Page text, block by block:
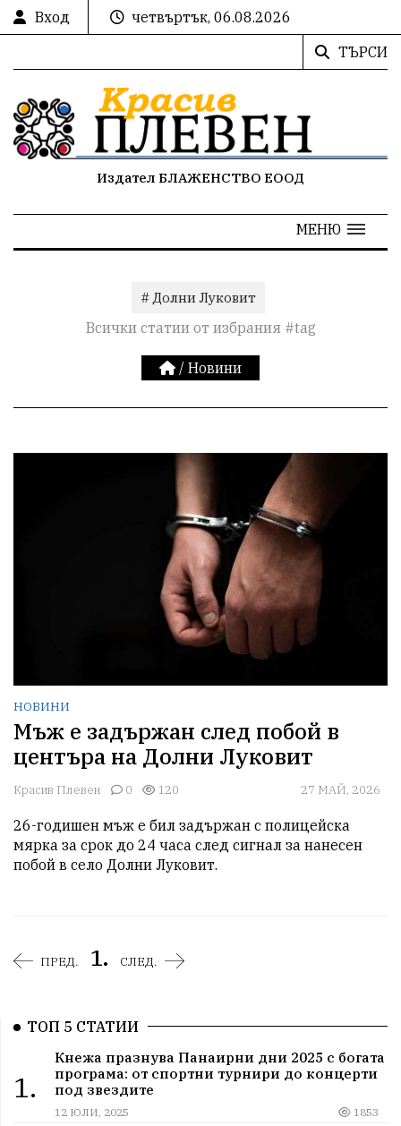
Вход
четвъртък, 06.08.2026
ТЪРСИ
Издател БЛАЖЕНСТВО ЕООД
МЕНЮ
# Долни Луковит
Всички статии от избрания #tag
/ Новини
НОВИНИ
Мъж е задържан след побой в
центъра на Долни Луковит
Красив Плевен 0 120 27 МАЙ, 2026
26-годишен мъж е бил задържан с полицейска
мярка за срок до 24 часа след сигнал за нанесен
побой в село Долни Луковит.
ПРЕД. 1. СЛЕД.
ТОП 5 СТАТИИ
1.
Кнежа празнува Панаирни дни 2025 с богата
програма: от спортни турнири до концерти
под звездите
12 ЮЛИ, 2025 1853